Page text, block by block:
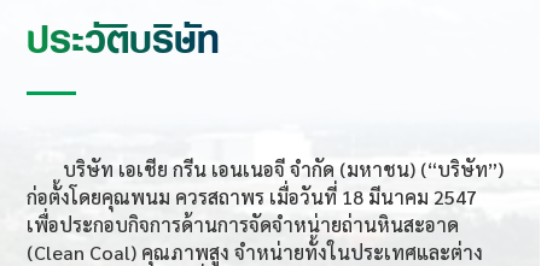
ประวัติบริษัท
บริษัท เอเชีย กรีน เอนเนอจี จำกัด (มหาชน) (“บริษัท”)
ก่อตั้งโดยคุณพนม ควรสถาพร เมื่อวันที่ 18 มีนาคม 2547
เพื่อประกอบกิจการด้านการจัดจำหน่ายถ่านหินสะอาด
(Clean Coal) คุณภาพสูง จำหน่ายทั้งในประเทศและต่าง